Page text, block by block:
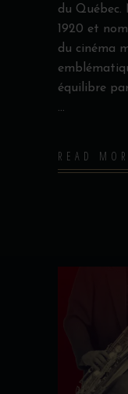
du Québec.
1920 et
du cinéma
équilibre
READ